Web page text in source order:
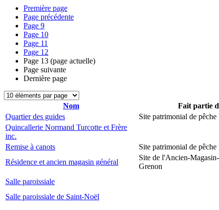
Première page
Page précédente
Page 9
Page 10
Page 11
Page 12
Page 13 (page actuelle)
Page suivante
Dernière page
Nom
Fait partie
Quartier des guides
Site patrimonial de
Quincallerie Normand Turcotte et Frère
inc.
Remise à canots
Site patrimonial de
Résidence et ancien magasin général
Site de l'Ancien-
Grenon
Salle paroissiale
Salle paroissiale de Saint-Noël